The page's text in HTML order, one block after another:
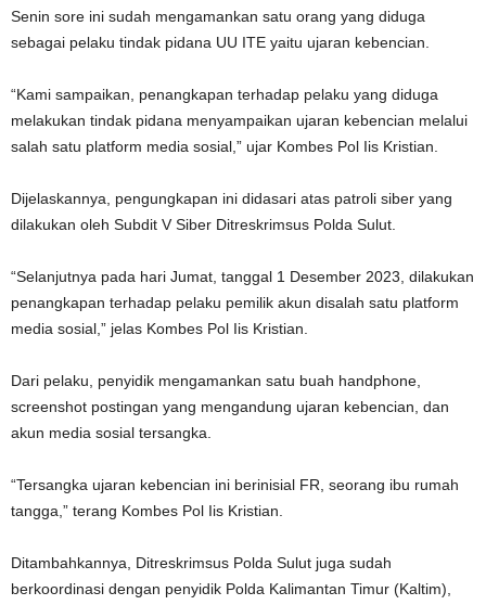
Senin sore ini sudah mengamankan satu orang yang diduga
sebagai pelaku tindak pidana UU ITE yaitu ujaran kebencian.
“Kami sampaikan, penangkapan terhadap pelaku yang diduga
melakukan tindak pidana menyampaikan ujaran kebencian melalui
salah satu platform media sosial,” ujar Kombes Pol Iis Kristian.
Dijelaskannya, pengungkapan ini didasari atas patroli siber yang
dilakukan oleh Subdit V Siber Ditreskrimsus Polda Sulut.
“Selanjutnya pada hari Jumat, tanggal 1 Desember 2023, dilakukan
penangkapan terhadap pelaku pemilik akun disalah satu platform
media sosial,” jelas Kombes Pol Iis Kristian.
Dari pelaku, penyidik mengamankan satu buah handphone,
screenshot postingan yang mengandung ujaran kebencian, dan
akun media sosial tersangka.
“Tersangka ujaran kebencian ini berinisial FR, seorang ibu rumah
tangga,” terang Kombes Pol Iis Kristian.
Ditambahkannya, Ditreskrimsus Polda Sulut juga sudah
berkoordinasi dengan penyidik Polda Kalimantan Timur (Kaltim),